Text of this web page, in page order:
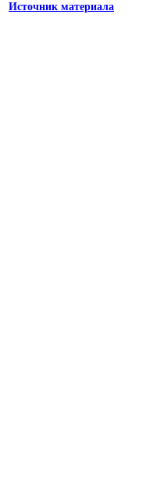
Источник материала